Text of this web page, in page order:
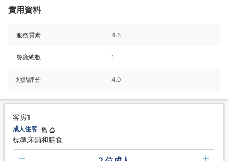
實用資料
服務質素 4.5
餐廳總數 1
地點評分 4.0
客房1
成人住客
標準床鋪和膳食